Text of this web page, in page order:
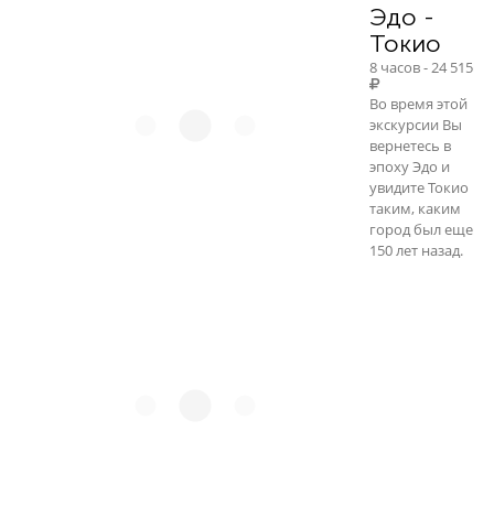
Эдо -
Токио
8 часов - 24 515
Во время этой
экскурсии Вы
вернетесь в
эпоху Эдо и
увидите Токио
таким, каким
город был еще
150 лет назад.